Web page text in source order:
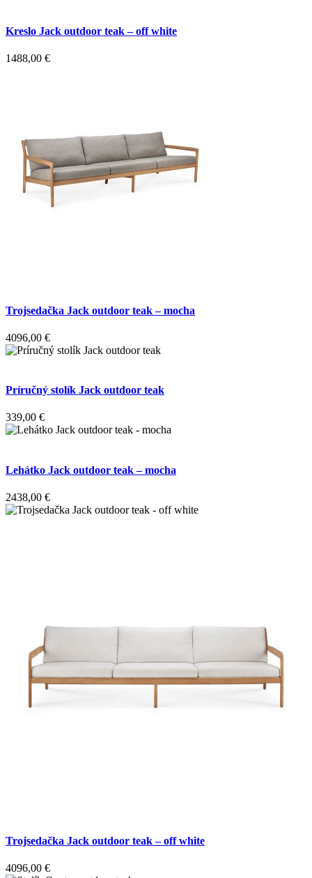
Kreslo Jack outdoor teak – off white
1488,00 €
Trojsedačka Jack outdoor teak – mocha
4096,00 €
Príručný stolík Jack outdoor teak
339,00 €
Lehátko Jack outdoor teak – mocha
2438,00 €
Trojsedačka Jack outdoor teak – off white
4096,00 €